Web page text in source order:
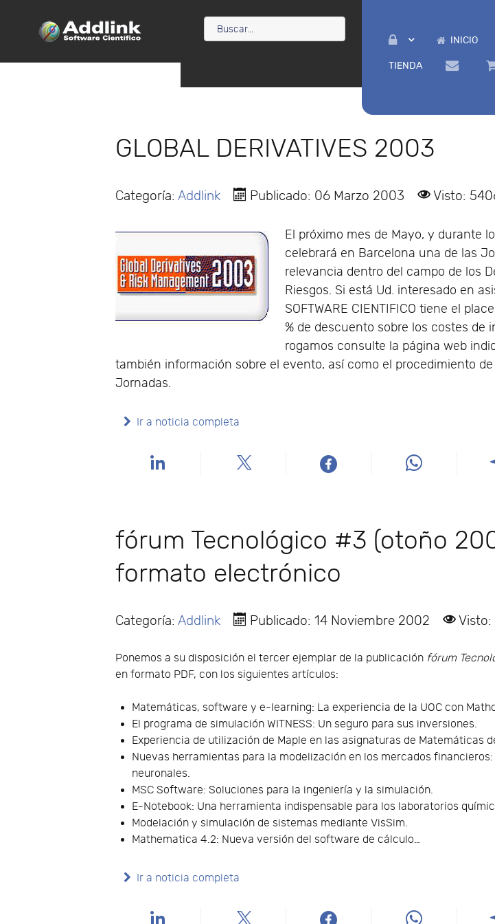
INICIO
TIENDA
GLOBAL DERIVATIVES 2003
Categoría:Addlink Publicado: 06 Marzo 2003 Visto:
El próximo mes de Mayo, y durante
celebrará en Barcelona una de las
relevancia dentro del campo de los
Riesgos. Si está Ud. interesado en
SOFTWARE CIENTIFICO tiene el
% de descuento sobre los costes de
rogamos consulte la página web
también información sobre el evento, así como el procedimiento
Jornadas.
Ir a noticia completa
fórum Tecnológico #3 (otoño
formato electrónico
Categoría:Addlink Publicado: 14 Noviembre 2002
Ponemos a su disposición el tercer ejemplar de la publicación fórum
en formato PDF, con los siguientes artículos:
Matemáticas, software y e-learning: La experiencia de la UOC con
El programa de simulación WITNESS: Un seguro para sus inversiones.
Experiencia de utilización de Maple en las asignaturas de Matemáticas
Nuevas herramientas para la modelización en los mercados
neuronales.
MSC Software: Soluciones para la ingeniería y la simulación.
E-Notebook: Una herramienta indispensable para los laboratorios
Modelación y simulación de sistemas mediante VisSim.
Mathematica 4.2: Nueva versión del software de cálculo…
Ir a noticia completa